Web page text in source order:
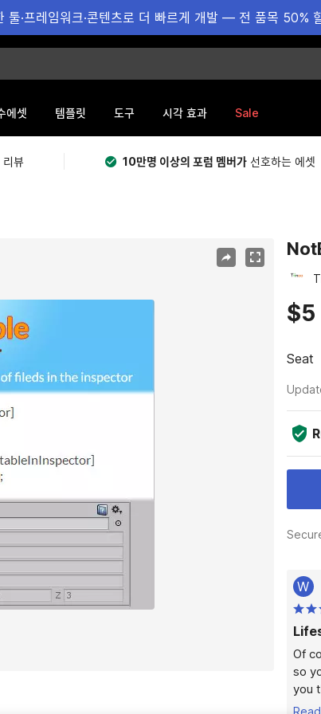
툴·프레임워크·콘텐츠로 더 빠르게 개발 — 전 품목 50%
에셋 템플릿 도구 시각 효과 Sale
리뷰 10만명 이상의 포럼 멤버가 선호하는 에셋
$5
Seat
W
Of
so
you